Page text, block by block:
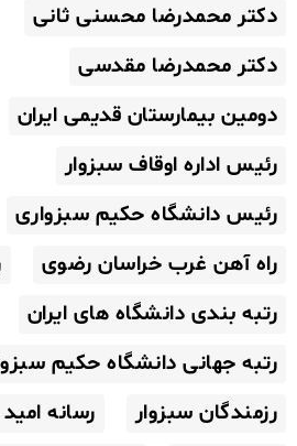
دکتر محمدرضا محسنی ثانی
دکتر محمدرضا مقدسی
دومین بیمارستان قدیمی ایران
رئیس اداره اوقاف سبزوار
رئیس دانشگاه حکیم سبزواری
راه آهن غرب خراسان رضوی
رتبه بندی دانشگاه های ایران
رتبه جهانی دانشگاه حکیم
رزمندگان سبزوار
رسانه